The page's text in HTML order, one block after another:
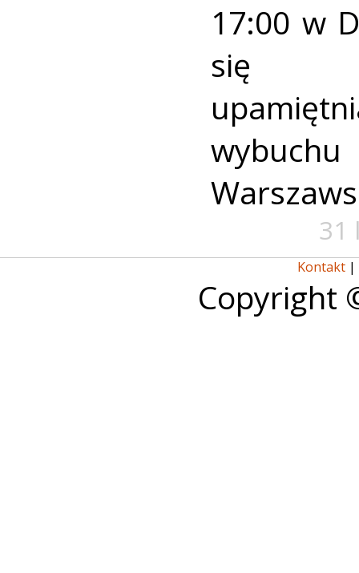
17:00 w
się
31
Kontakt |
Copyright